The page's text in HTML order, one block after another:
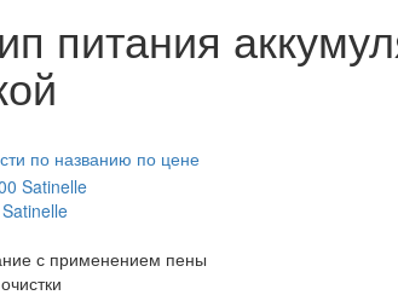
питания
по названию по цене
с применением пены